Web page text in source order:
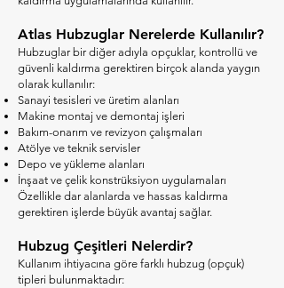
Atlas Hubzuglar Nerelerde Kullanılır?
Hubzuglar bir diğer adıyla opçuklar, kontrollü ve
güvenli kaldırma gerektiren birçok alanda yaygın
olarak kullanılır:
Sanayi tesisleri ve üretim alanları
Makine montaj ve demontaj işleri
Bakım-onarım ve revizyon çalışmaları
Atölye ve teknik servisler
Depo ve yükleme alanları
İnşaat ve çelik konstrüksiyon uygulamaları
Özellikle dar alanlarda ve hassas kaldırma
gerektiren işlerde büyük avantaj sağlar.
Hubzug Çeşitleri Nelerdir?
Kullanım ihtiyacına göre farklı hubzug (opçuk)
tipleri bulunmaktadır: